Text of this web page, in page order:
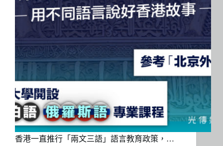
香港一直推行「兩文三語」語言教育政策，…